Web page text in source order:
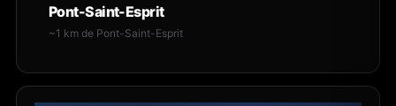
Pont-Saint-Esprit
~1 km de Pont-Saint-Esprit